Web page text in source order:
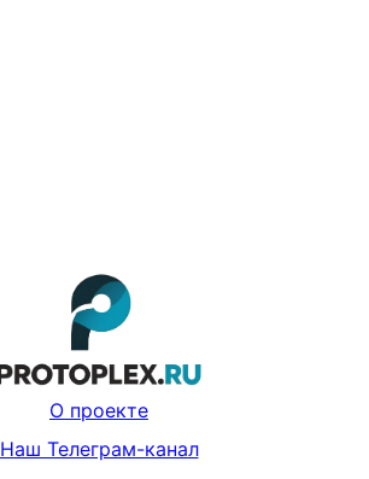
О проекте
Наш Телеграм-канал